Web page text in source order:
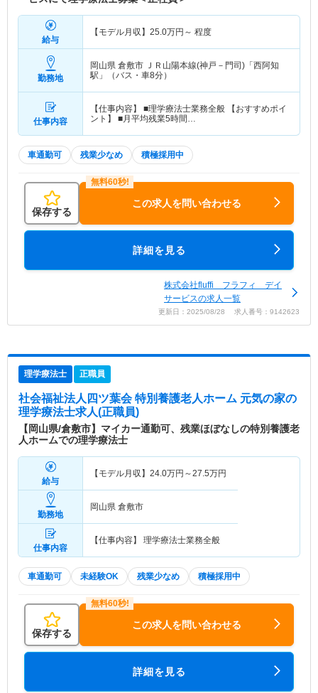
給与
【モデル月収】 25.0万円～ 程度
勤務地
岡山県 倉敷市 ＪＲ山陽本線(神戸－門司)「西阿知
駅」（バス・車8分）
仕事内容
【仕事内容】 ■理学療法士業務全般 【おすすめポイ
ント】 ■月平均残業5時間…
車通勤可 残業少なめ 積極採用中
保存する
この求人を問い合わせる
詳細を見る
株式会社fluffi フラフィ デイ
サービスの求人一覧
更新日：2025/08/28 求人番号：9142623
理学療法士 正職員
社会福祉法人四ツ葉会 特別養護老人ホーム 元気の家の
理学療法士求人(正職員)
【岡山県/倉敷市】マイカー通勤可、残業ほぼなしの特別養護老
人ホームでの理学療法士
給与
【モデル月収】 24.0万円～27.5万円
勤務地
岡山県 倉敷市
仕事内容
【仕事内容】 理学療法士業務全般
車通勤可 未経験OK 残業少なめ 積極採用中
保存する
この求人を問い合わせる
詳細を見る